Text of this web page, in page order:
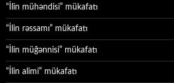
“İlin mühəndisi” mükafatı
“İlin rəssamı” mükafatı
“İlin müğənnisi” mükafatı
“İlin alimi” mükafatı